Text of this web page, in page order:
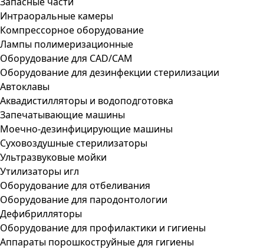
Интраоральные камеры
Компрессорное оборудование
Лампы полимеризационные
Оборудование для CAD/CAM
Оборудование для дезинфекции стерилизации
Автоклавы
Аквадистилляторы и водоподготовка
Запечатывающие машины
Моечно-дезинфицирующие машины
Суховоздушные стерилизаторы
Ультразвуковые мойки
Утилизаторы игл
Оборудование для отбеливания
Оборудование для пародонтологии
Дефибрилляторы
Оборудование для профилактики и гигиены
Аппараты порошкоструйные для гигиены